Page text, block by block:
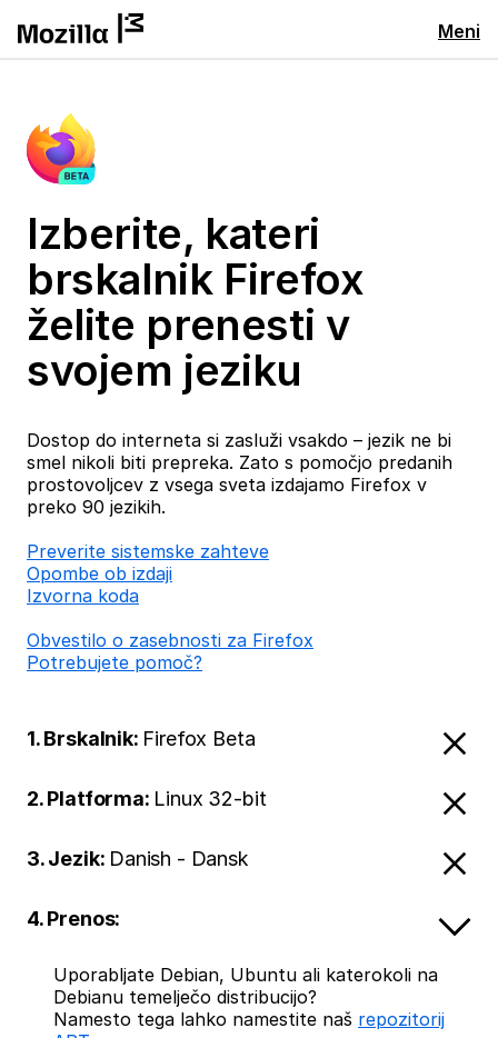
Meni
Izberite, kateri
brskalnik Firefox
želite prenesti v
svojem jeziku
Dostop do interneta si zasluži vsakdo – jezik ne bi
smel nikoli biti prepreka. Zato s pomočjo predanih
prostovoljcev z vsega sveta izdajamo Firefox v
preko 90 jezikih.
Preverite sistemske zahteve
Opombe ob izdaji
Izvorna koda
Obvestilo o zasebnosti za Firefox
Potrebujete pomoč?
1. Brskalnik: Firefox Beta
2. Platforma: Linux 32-bit
3. Jezik: Danish - Dansk
4. Prenos:
Uporabljate Debian, Ubuntu ali katerokoli na
Debianu temelječo distribucijo?
Namesto tega lahko namestite naš repozitorij